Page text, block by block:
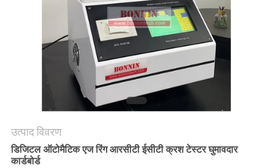
PRIVACY
POLICY
उत्पाद विवरण
डिजिटल ऑटोमैटिक एज रिंग आरसीटी ईसीटी क्रश टेस्टर घुमावदार
कार्डबोर्ड